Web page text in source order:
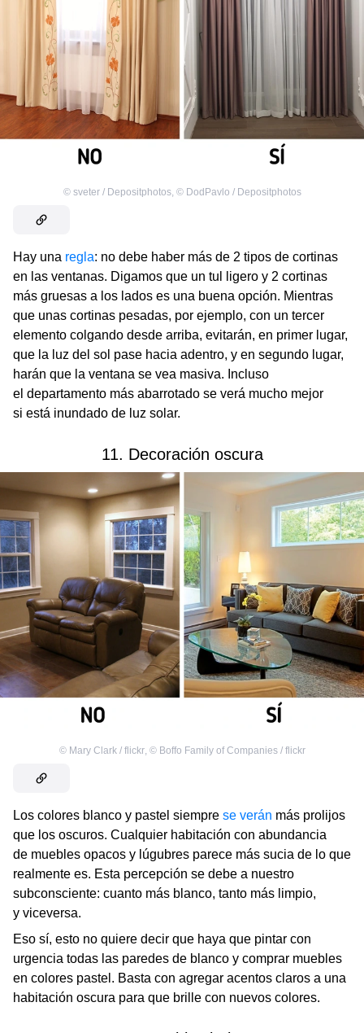
© sveter / Depositphotos, © DodPavlo / Depositphotos
Hay una regla: no debe haber más de 2 tipos de cortinas
en las ventanas. Digamos que un tul ligero y 2 cortinas
más gruesas a los lados es una buena opción. Mientras
que unas cortinas pesadas, por ejemplo, con un tercer
elemento colgando desde arriba, evitarán, en primer lugar,
que la luz del sol pase hacia adentro, y en segundo lugar,
harán que la ventana se vea masiva. Incluso
el departamento más abarrotado se verá mucho mejor
si está inundado de luz solar.
11. Decoración oscura
© Mary Clark / flickr, © Boffo Family of Companies / flickr
Los colores blanco y pastel siempre se verán más prolijos
que los oscuros. Cualquier habitación con abundancia
de muebles opacos y lúgubres parece más sucia de lo que
realmente es. Esta percepción se debe a nuestro
subconsciente: cuanto más blanco, tanto más limpio,
y viceversa.
Eso sí, esto no quiere decir que haya que pintar con
urgencia todas las paredes de blanco y comprar muebles
en colores pastel. Basta con agregar acentos claros a una
habitación oscura para que brille con nuevos colores.